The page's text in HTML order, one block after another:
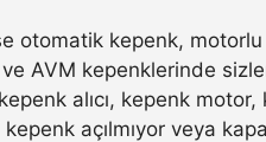
otomatik kepenk,
AVM kepenklerinde
alıcı, kepenk motor,
açılmıyor veya